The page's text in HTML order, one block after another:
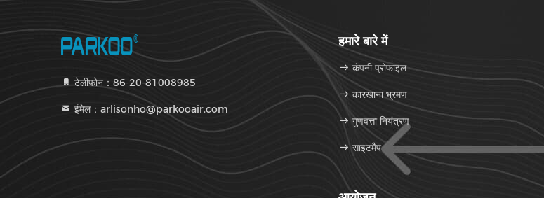
टेलीफोन：86-20-81008985
ईमेल：arlisonho@parkooair.com
हमारे बारे में
कंपनी प्रोफाइल
कारखाना भ्रमण
गुणवत्ता नियंत्रण
साइटमैप